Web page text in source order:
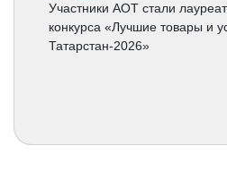
Участники АОТ стали
конкурса «Лучшие товары и
Татарстан-2026»